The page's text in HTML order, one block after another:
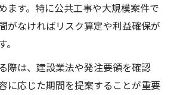
書の内訳で利益を確保する方法
テンプレート活用で効率的な内
積内訳の精度向上とリスク管理
かせない法定期間の理解
ます。特に公共工事や大規模案件で
がなければリスク算定や利益確保が
際は、建設業法や発注要領を確認
に応じた期間を提案することが重要